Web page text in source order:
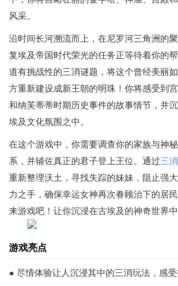
风采。
沿时间长河溯流而上，在尼罗河三角洲的
复埃及帝国时代荣光的任务正等待着你的
道有挑战性的三消谜题，将这个曾经美丽
方重新建设成新王朝的明珠！你将感受到
和纳芙蒂蒂时期历史事件的故事情节，并
埃及文化氛围之中。
在这个游戏中，你需要调查你的家族与神
系，并辅佐真正的君子登上王位。通过三
重新整理沃土，寻找失踪的妹妹，阻止强
力之手，确保幸运女神再次眷顾治下的居
来游戏吧！让你沉浸在古埃及的神奇世界中
游戏亮点
● 尽情体验让人沉浸其中的三消玩法，感